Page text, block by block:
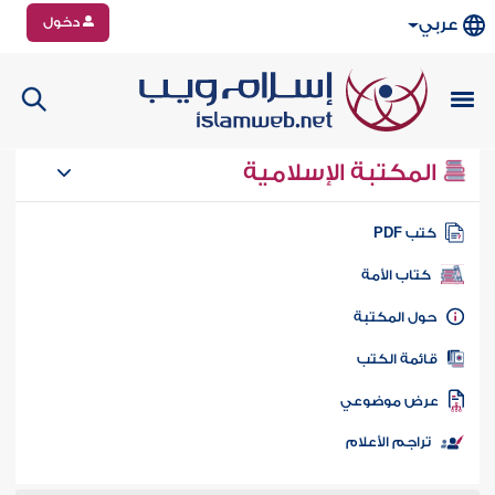
عربي دخول
المكتبة الإسلامية
كتب PDF
كتاب الأمة
المكتبة
الكتب
موضوعي